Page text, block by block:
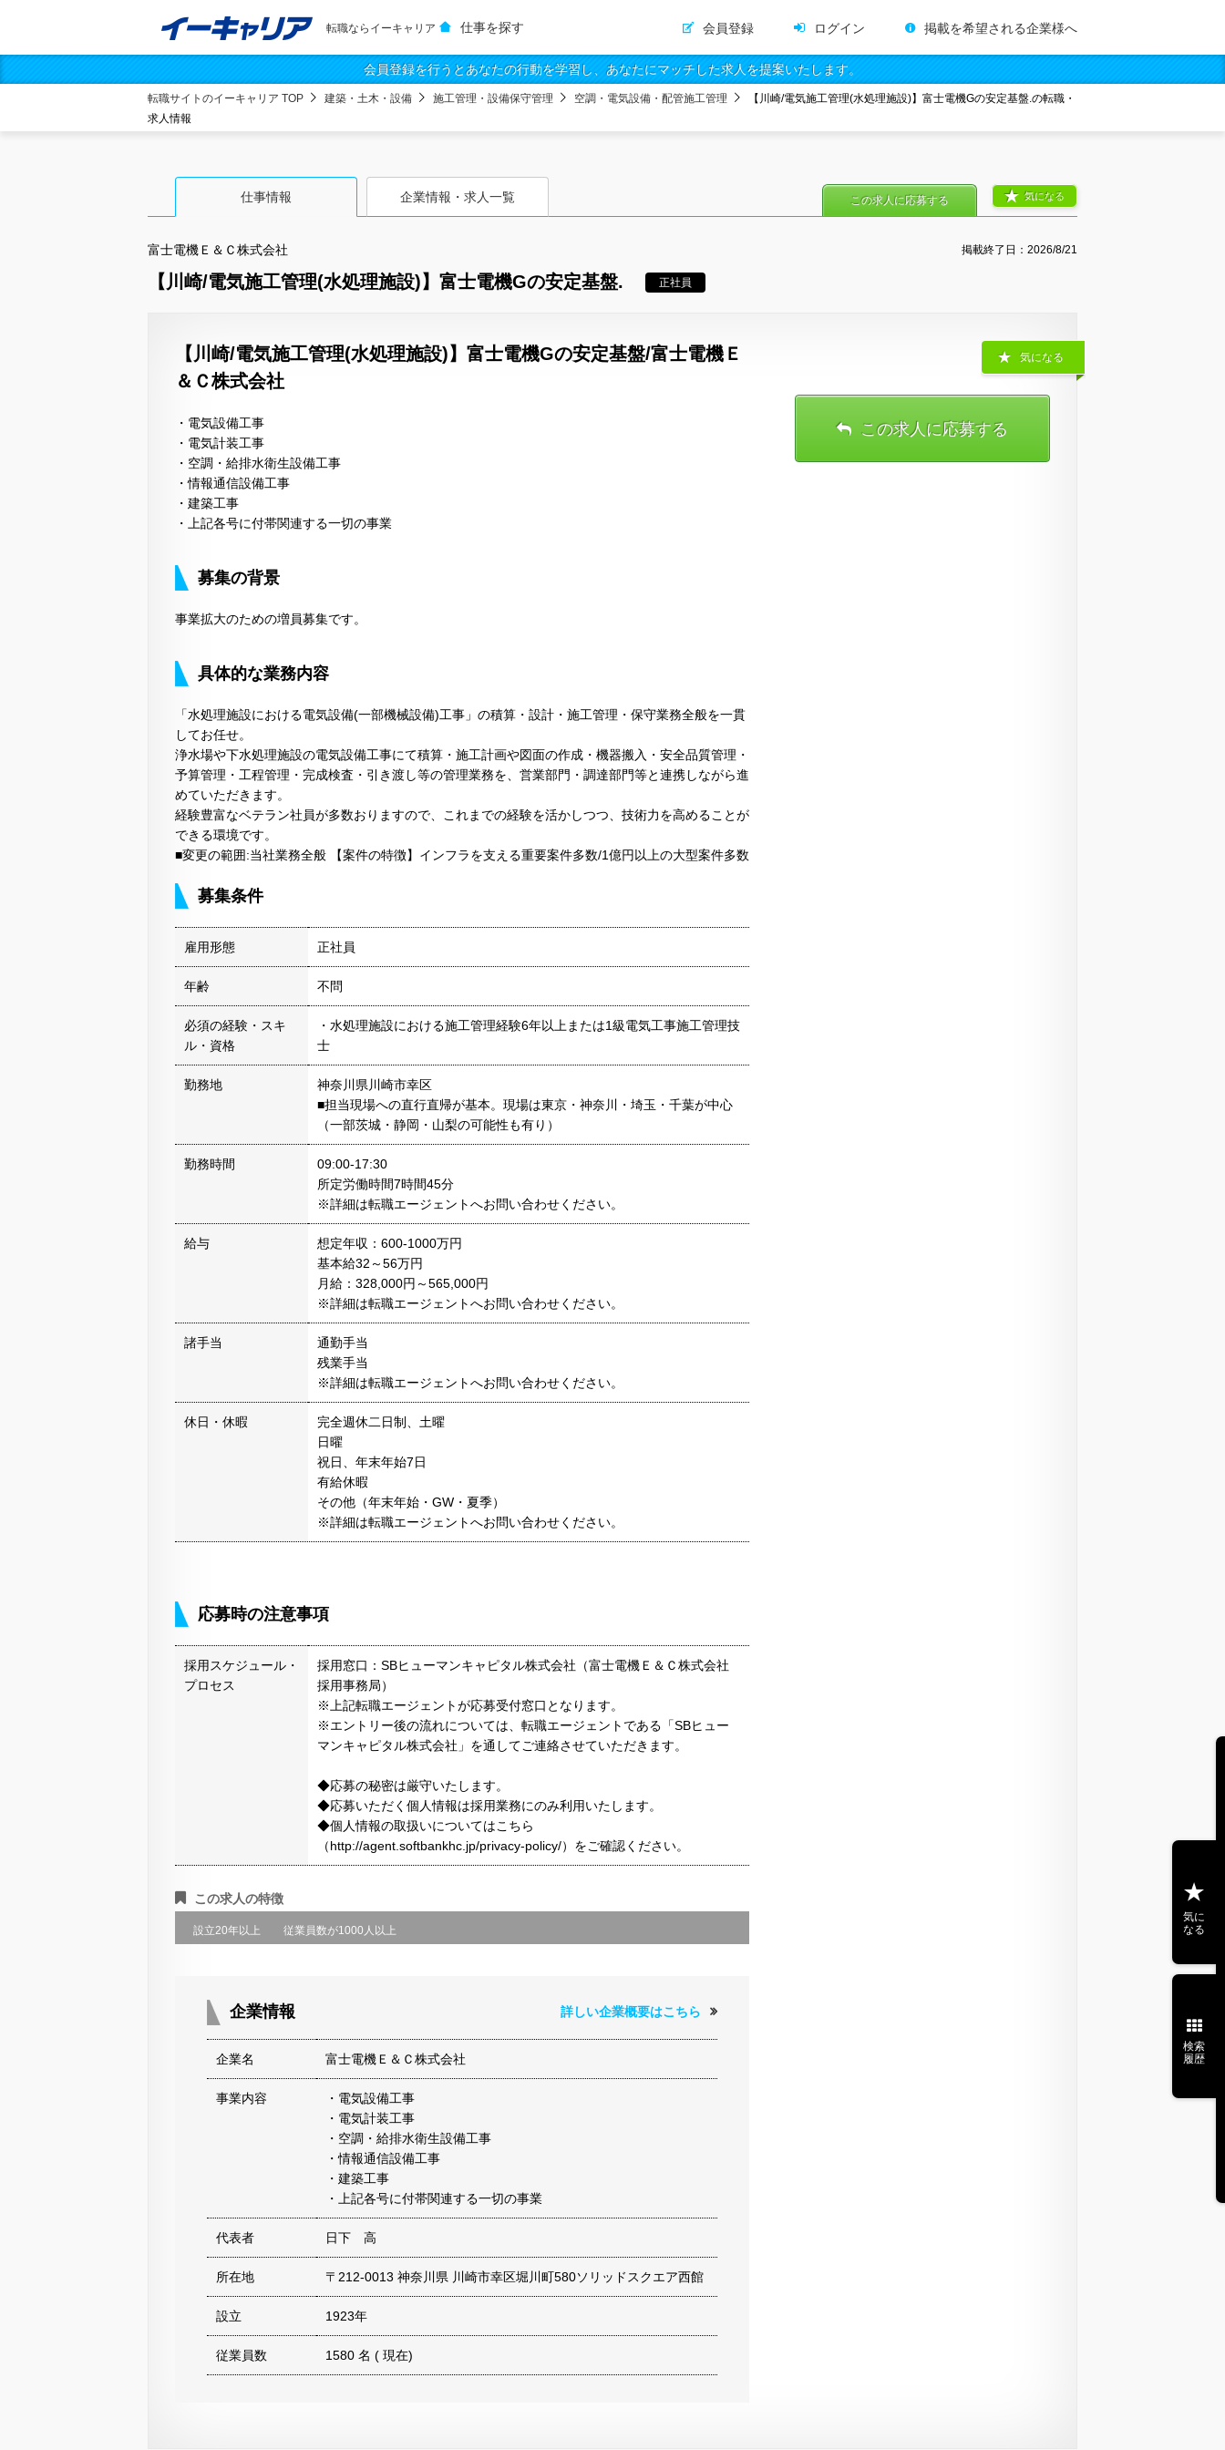
転職ならイーキャリア 仕事を探す 会員登録 ログイン 掲載を希望される企業様へ
会員登録を行うとあなたの行動を学習し、あなたにマッチした求人を提案いたします。
転職サイトのイーキャリア TOP 建築・土木・設備 施工管理・設備保守管理 空調・電気設備・配管施工管理
【川崎/電気施工管理(水処理施設)】富士電機Gの安定基盤.の転職・
求人情報
仕事情報 企業情報・求人一覧
富士電機Ｅ＆Ｃ株式会社 掲載終了日： 2026/8/21
【川崎/電気施工管理(水処理施設)】富士電機Gの安定基盤. 正社員
気になる
この求人に応募する
【川崎/電気施工管理(水処理施設)】富士電機Gの安定基盤/富士電機Ｅ
＆Ｃ株式会社
・電気設備工事
・電気計装工事
・空調・給排水衛生設備工事
・情報通信設備工事
・建築工事
・上記各号に付帯関連する一切の事業
募集の背景
事業拡大のための増員募集です。
具体的な業務内容
「水処理施設における電気設備(一部機械設備)工事」の積算・設計・施工管理・保守業務全般を一貫
してお任せ。
浄水場や下水処理施設の電気設備工事にて積算・施工計画や図面の作成・機器搬入・安全品質管理・
予算管理・工程管理・完成検査・引き渡し等の管理業務を、営業部門・調達部門等と連携しながら進
めていただきます。
経験豊富なベテラン社員が多数おりますので、これまでの経験を活かしつつ、技術力を高めることが
できる環境です。
■変更の範囲:当社業務全般 【案件の特徴】インフラを支える重要案件多数/1億円以上の大型案件多数
募集条件
雇用形態 正社員
年齢 不問
必須の経験・スキ
ル・資格
・水処理施設における施工管理経験6年以上または1級電気工事施工管理技
士
勤務地
神奈川県川崎市幸区
■担当現場への直行直帰が基本。現場は東京・神奈川・埼玉・千葉が中心
（一部茨城・静岡・山梨の可能性も有り）
勤務時間
09:00-17:30
所定労働時間7時間45分
※詳細は転職エージェントへお問い合わせください。
給与
想定年収：600-1000万円
基本給32～56万円
月給：328,000円～565,000円
※詳細は転職エージェントへお問い合わせください。
諸手当
通勤手当
残業手当
※詳細は転職エージェントへお問い合わせください。
休日・休暇
完全週休二日制、土曜
日曜
祝日、年末年始7日
有給休暇
その他（年末年始・GW・夏季）
※詳細は転職エージェントへお問い合わせください。
応募時の注意事項
採用スケジュール・
プロセス
採用窓口：SBヒューマンキャピタル株式会社（富士電機Ｅ＆Ｃ株式会社
採用事務局）
※上記転職エージェントが応募受付窓口となります。
※エントリー後の流れについては、転職エージェントである「SBヒュー
マンキャピタル株式会社」を通してご連絡させていただきます。
◆応募の秘密は厳守いたします。
◆応募いただく個人情報は採用業務にのみ利用いたします。
◆個人情報の取扱いについてはこちら
（http://agent.softbankhc.jp/privacy-policy/）をご確認ください。
この求人の特徴
設立20年以上 従業員数が1000人以上
企業情報 詳しい企業概要はこちら
企業名 富士電機Ｅ＆Ｃ株式会社
事業内容
・電気設備工事
・電気計装工事
・空調・給排水衛生設備工事
・情報通信設備工事
・建築工事
・上記各号に付帯関連する一切の事業
代表者 日下 高
所在地 〒212-0013 神奈川県 川崎市幸区堀川町580ソリッドスクエア西館
設立 1923年
従業員数 1580 名 ( 現在)
気になる
この求人に応募する
気に
なる
検索
履歴